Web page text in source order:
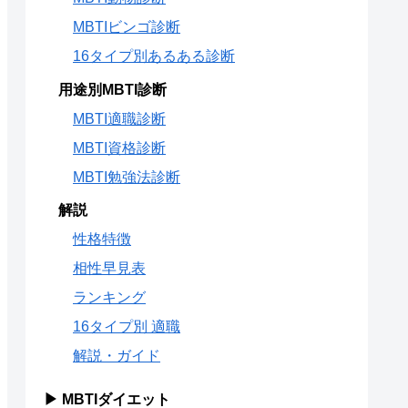
MBTIビンゴ診断
16タイプ別あるある診断
用途別MBTI診断
MBTI適職診断
MBTI資格診断
MBTI勉強法診断
解説
性格特徴
相性早見表
ランキング
16タイプ別 適職
解説・ガイド
▶ MBTIダイエット